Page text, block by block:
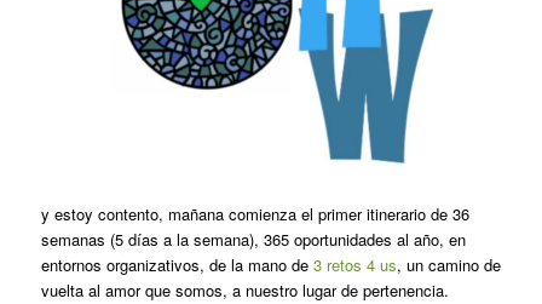
y estoy contento, mañana comienza el primer itinerario de 36
semanas (5 días a la semana), 365 oportunidades al año, en
entornos organizativos, de la mano de 3 retos 4 us, un camino de
vuelta al amor que somos, a nuestro lugar de pertenencia.